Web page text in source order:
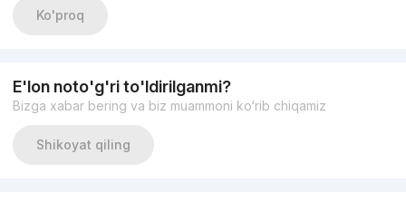
ЦЕНА: 100.000 СРОЧНО
🔥🔥🔥🔥🔥🔥🔥🔥🔥
Ko'proq
E'lon noto'g'ri to'ldirilganmi?
Bizga xabar bering va biz muammoni ko‘rib chiqamiz
Shikoyat qiling